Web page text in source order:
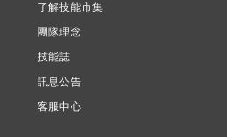
了解技能市集
團隊理念
技能誌
訊息公告
客服中心